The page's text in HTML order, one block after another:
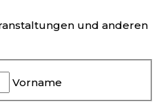
und anderen
Vorname